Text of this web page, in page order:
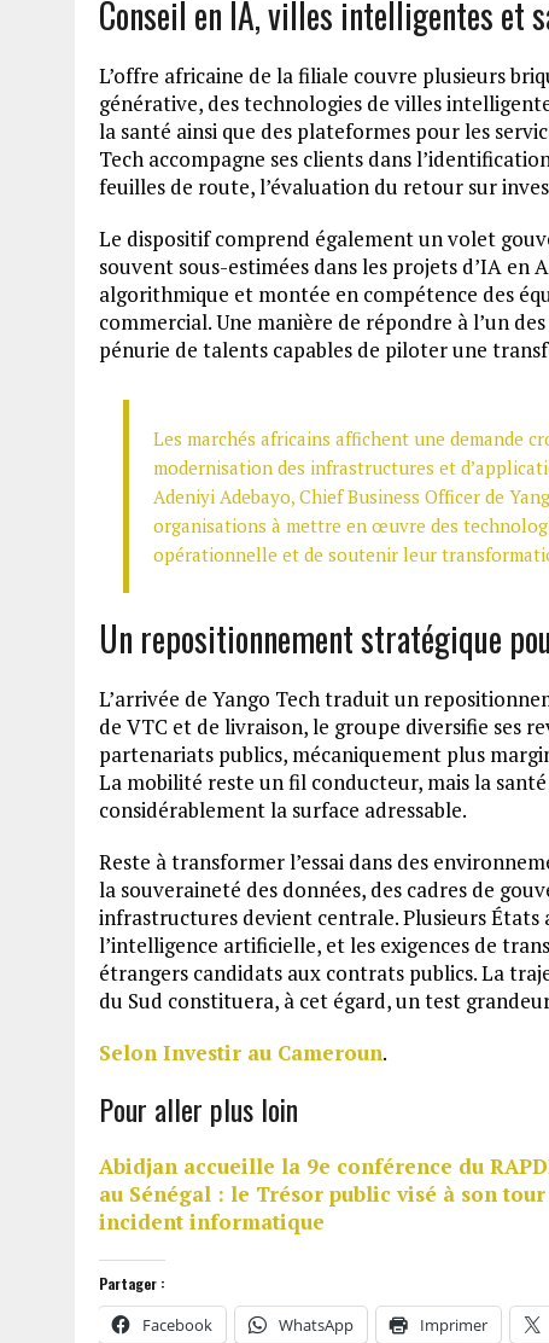
Conseil en IA, villes intelligentes et
L’offre africaine de la filiale couvre plusieurs
générative, des technologies de villes
la santé ainsi que des plateformes pour les
Tech accompagne ses clients dans
feuilles de route, l’évaluation du retour sur
Le dispositif comprend également un volet
souvent sous-estimées dans les projets d’IA en
algorithmique et montée en compétence des
commercial. Une manière de répondre à l’un
pénurie de talents capables de piloter une
Les marchés africains affichent une demande
modernisation des infrastructures et
Adeniyi Adebayo, Chief Business Officer de
organisations à mettre en œuvre des
opérationnelle et de soutenir leur
Un repositionnement stratégique
L’arrivée de Yango Tech traduit un
de VTC et de livraison, le groupe diversifie ses
partenariats publics, mécaniquement plus
La mobilité reste un fil conducteur, mais la
considérablement la surface adressable.
Reste à transformer l’essai dans des
la souveraineté des données, des cadres de
infrastructures devient centrale. Plusieurs
l’intelligence artificielle, et les exigences de
étrangers candidats aux contrats publics. La
du Sud constituera, à cet égard, un test
Selon Investir au Cameroun.
Pour aller plus loin
Abidjan accueille la 9e conférence du
au Sénégal : le Trésor public visé à son tour
incident informatique
Partager :
Facebook WhatsApp Imprimer